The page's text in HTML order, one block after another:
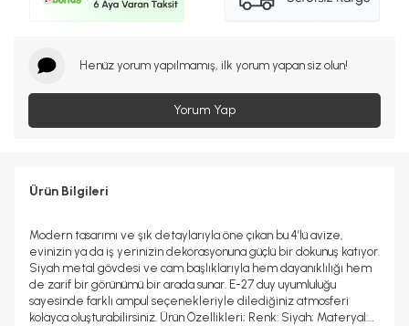
Henüz yorum yapılmamış, ilk yorum yapan siz olun!
Yorum Yap
Ürün Bilgileri
Modern tasarımı ve şık detaylarıyla öne çıkan bu 4’lü avize,
evinizin ya da iş yerinizin dekorasyonuna güçlü bir dokunuş katıyor.
Siyah metal gövdesi ve cam başlıklarıyla hem dayanıklılığı hem
de zarif bir görünümü bir arada sunar. E-27 duy uyumluluğu
sayesinde farklı ampul seçenekleriyle dilediğiniz atmosferi
kolayca oluşturabilirsiniz. Ürün Özellikleri; Renk: Siyah; Materyal: